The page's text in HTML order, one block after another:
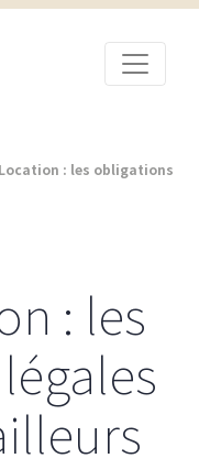
Location : les obligations
: les